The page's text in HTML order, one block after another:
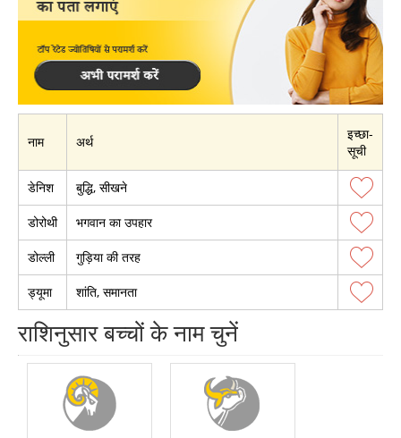
नाम अर्थ
इच्छा-
सूची
डेनिश बुद्धि, सीखने
डोरोथी भगवान का उपहार
डोल्ली गुड़िया की तरह
ड्यूमा शांति, समानता
राशिनुसार बच्चों के नाम चुनें